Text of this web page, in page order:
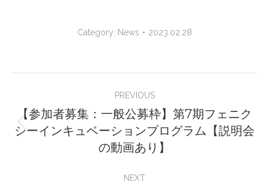
Category: News 2023.02.28
navigation
PREVIOUS
Previous
post:
【参加者募集：一般公募枠】第7期フェニク
シーインキュベーションプログラム【説明会
の動画あり】
NEXT